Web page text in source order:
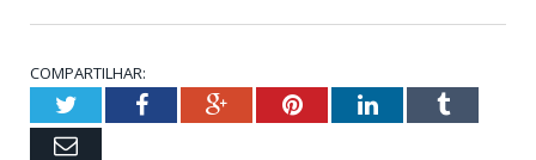
COMPARTILHAR:
TwitterFacebookGoogle+PinterestLinkedInTumblr
Email